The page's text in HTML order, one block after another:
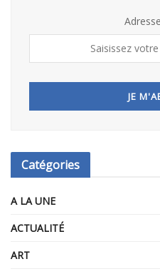
Catégories
A LA UNE
ACTUALITÉ
ART